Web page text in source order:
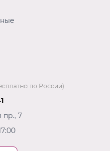
по России)
пр., 7